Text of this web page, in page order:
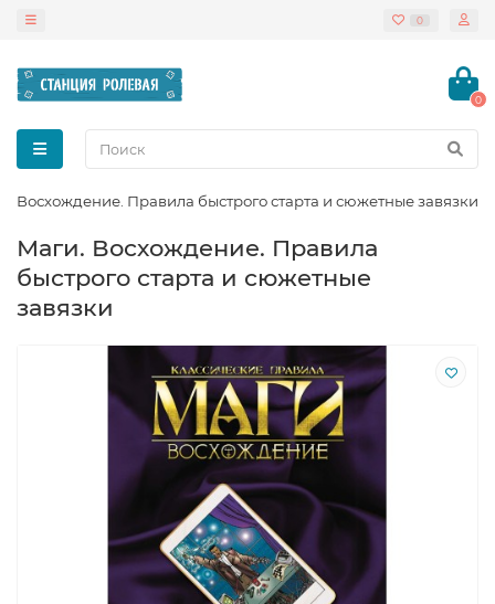
0
0
Восхождение. Правила быстрого старта и сюжетные завязки
Маги. Восхождение. Правила
быстрого старта и сюжетные
завязки